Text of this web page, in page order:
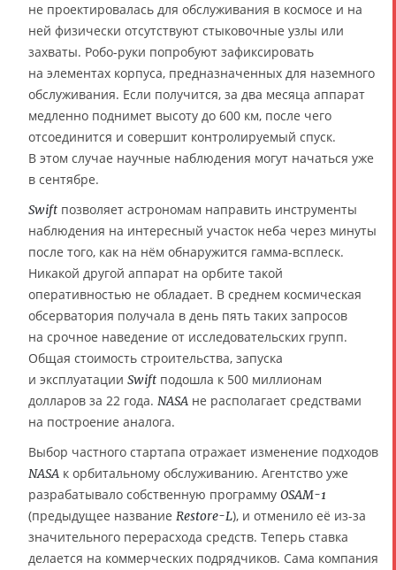
не проектировалась для обслуживания в космосе и на
ней физически отсутствуют стыковочные узлы или
захваты. Робо-руки попробуют зафиксировать
на элементах корпуса, предназначенных для наземного
обслуживания. Если получится, за два месяца аппарат
медленно поднимет высоту до 600 км, после чего
отсоединится и совершит контролируемый спуск.
В этом случае научные наблюдения могут начаться уже
в сентябре.
Swift позволяет астрономам направить инструменты
наблюдения на интересный участок неба через минуты
после того, как на нём обнаружится гамма-всплеск.
Никакой другой аппарат на орбите такой
оперативностью не обладает. В среднем космическая
обсерватория получала в день пять таких запросов
на срочное наведение от исследовательских групп.
Общая стоимость строительства, запуска
и эксплуатации Swift подошла к 500 миллионам
долларов за 22 года. NASA не располагает средствами
на построение аналога.
Выбор частного стартапа отражает изменение подходов
NASA к орбитальному обслуживанию. Агентство уже
разрабатывало собственную программу OSAM-1
(предыдущее название Restore-L), и отменило её из-за
значительного перерасхода средств. Теперь ставка
делается на коммерческих подрядчиков. Сама компания